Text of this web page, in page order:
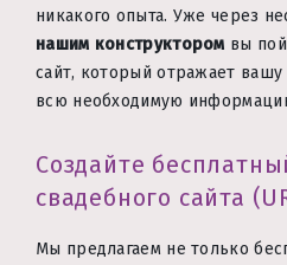
никакого опыта. Уже через
нашим конструктором вы
сайт, который отражает
всю необходимую
Создайте
свадебного сайта
Мы предлагаем не только